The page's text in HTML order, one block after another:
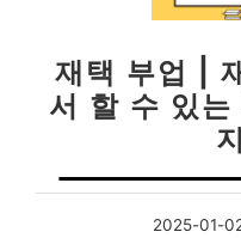
재택 부업 |
서 할 수 있
2025-01-